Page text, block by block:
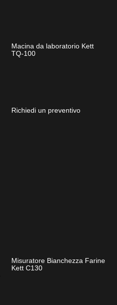
Macina da laboratorio Kett
TQ-100
Richiedi un preventivo
Misuratore Bianchezza Farine
Kett C130